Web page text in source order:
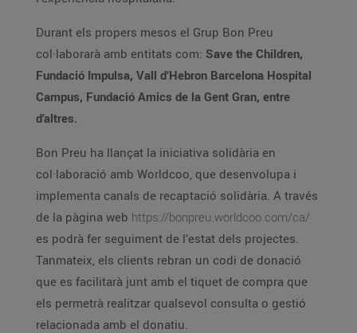
Durant els propers mesos el Grup Bon Preu
col·laborarà amb entitats com: Save the Children,
Fundació Impulsa, Vall d’Hebron Barcelona Hospital
Campus, Fundació Amics de la Gent Gran, entre
d’altres.
Bon Preu ha llançat la iniciativa solidària en
col·laboració amb Worldcoo, que desenvolupa i
implementa canals de recaptació solidària. A través
de la pàgina web https://bonpreu.worldcoo.com/ca/
es podrà fer seguiment de l’estat dels projectes.
Tanmateix, els clients rebran un codi de donació
que es facilitarà junt amb el tiquet de compra que
els permetrà realitzar qualsevol consulta o gestió
relacionada amb el donatiu.